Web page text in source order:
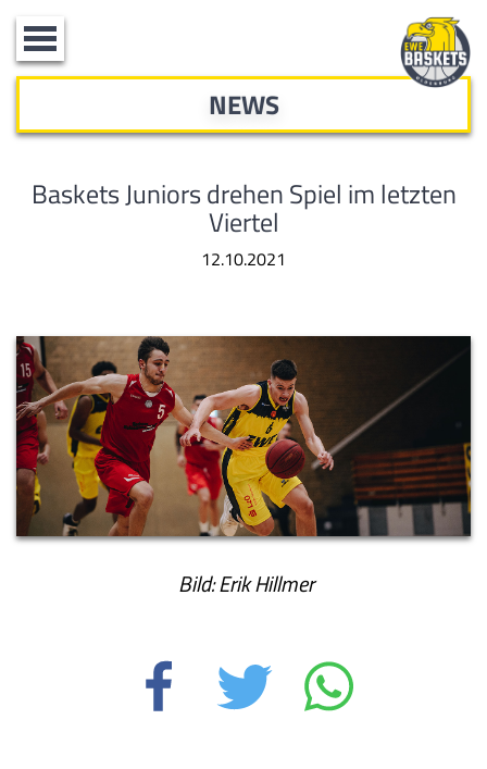
Toggle
navigation
NEWS
Baskets Juniors drehen Spiel im letzten
Viertel
12.10.2021
Bild: Erik Hillmer